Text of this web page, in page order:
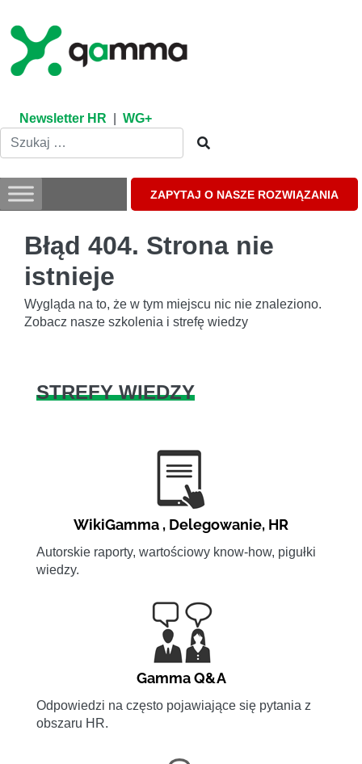
content
Newsletter HR WG+
ZAPYTAJ O NASZE ROZWIĄZANIA
Błąd 404. Strona nie
istnieje
Wygląda na to, że w tym miejscu nic nie znaleziono.
Zobacz nasze szkolenia i strefę wiedzy
STREFY WIEDZY
WikiGamma , Delegowanie, HR
Autorskie raporty, wartościowy know-how, pigułki
wiedzy.
Gamma Q&A
Odpowiedzi na często pojawiające się pytania z
obszaru HR.